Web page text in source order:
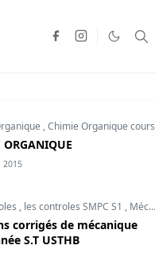
,Chimie Organique cours
2015
, les controles SMPC S1 , Mécanique du point
corrigés de mécanique
S.T USTHB